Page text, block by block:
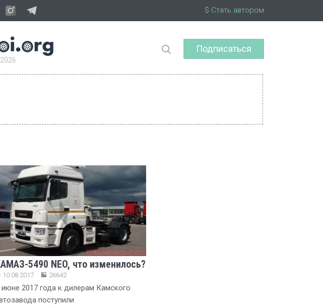
$ Стать автором
Подписаться
5490 NEO, что изменилось?
10.08.2017 26642
2017 года к дилерам Камского
поступили